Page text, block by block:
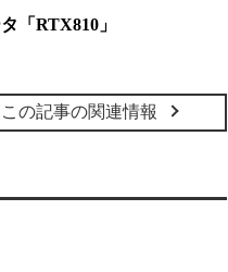
「RTX810」
この記事の関連情報